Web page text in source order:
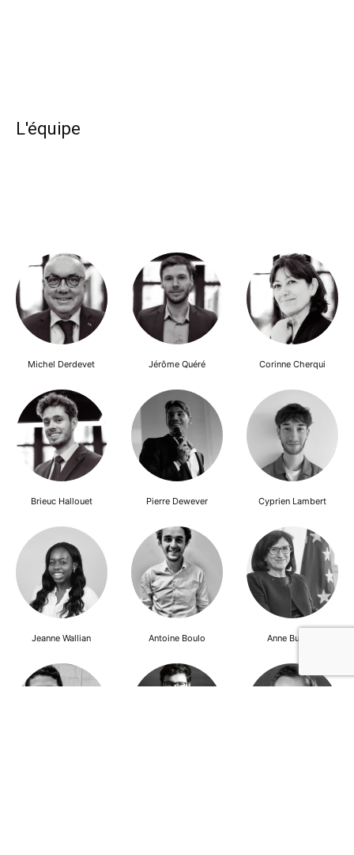
L'équipe
Michel Derdevet Jérôme Quéré Corinne Cherqui
Brieuc Hallouet Pierre Dewever Cyprien Lambert
Jeanne Wallian Antoine Boulo Anne Bucher